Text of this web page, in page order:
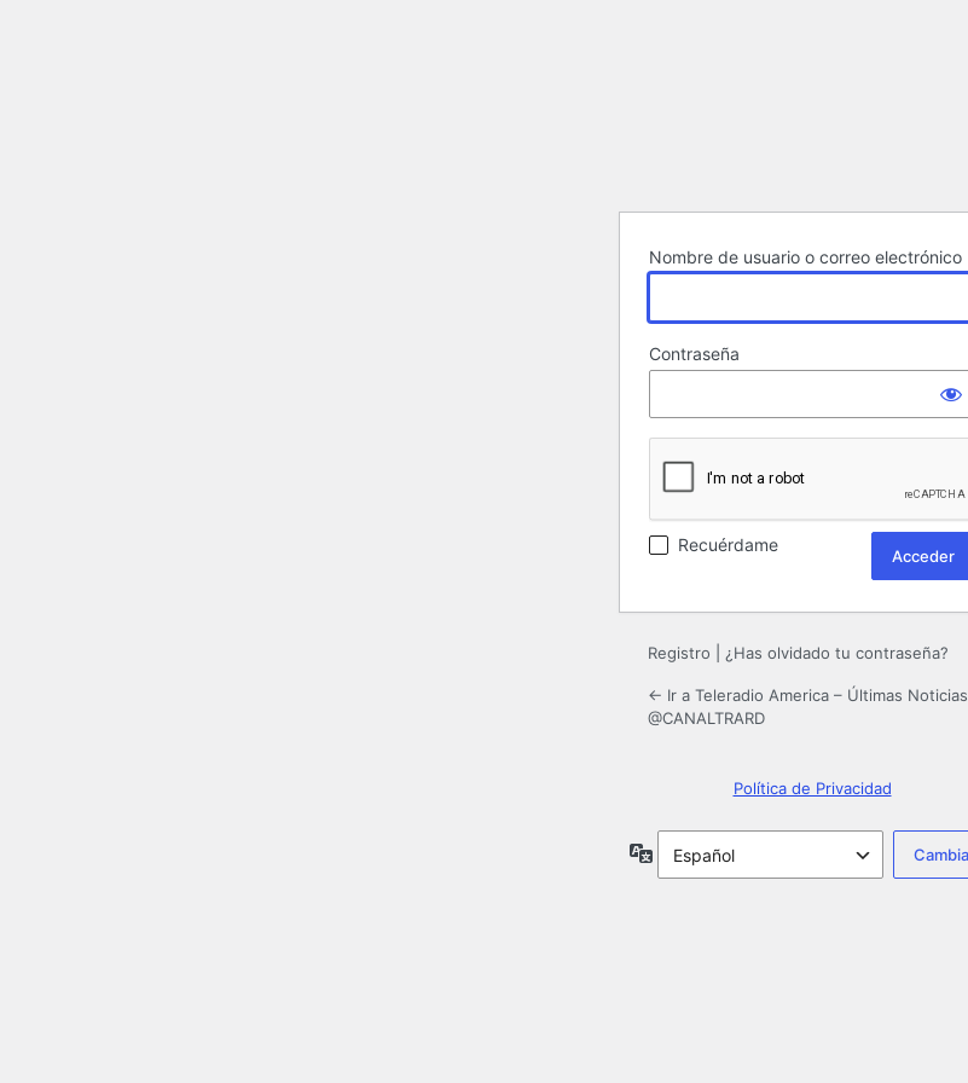
Nombre de usuario o correo electrónico
Contraseña
Recuérdame
Registro ¿Has olvidado tu contraseña?
← Ir a Teleradio America – Últimas Noticias
@CANALTRARD
Política de Privacidad
Idioma